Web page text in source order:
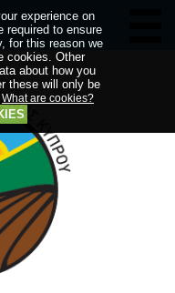
experience on
required to ensure
for this reason we
cookies. Other
about how you
these will only be
What are cookies?